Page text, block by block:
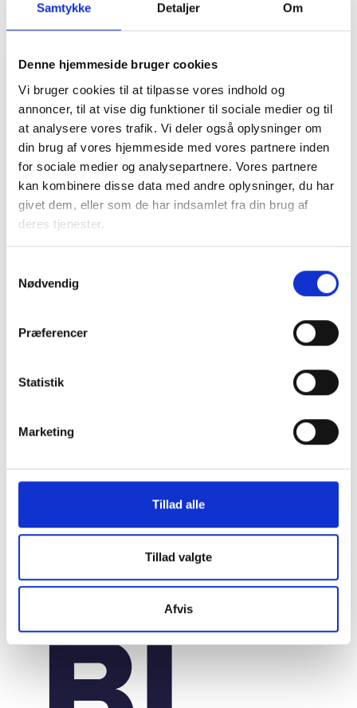
Samtykke Detaljer Om
Denne hjemmeside bruger cookies
Vi bruger cookies til at tilpasse vores indhold og
annoncer, til at vise dig funktioner til sociale medier og til
at analysere vores trafik. Vi deler også oplysninger om
din brug af vores hjemmeside med vores partnere inden
for sociale medier og analysepartnere. Vores partnere
kan kombinere disse data med andre oplysninger, du har
givet dem, eller som de har indsamlet fra din brug af
deres tjenester.
Nødvendig
Præferencer
Statistik
Marketing
Tillad alle
Tillad valgte
Afvis
Relateret indhold Viden
BL INFORMERER
Ny bekendtgørelse om udlejning af almene
boliger
11. september 2024
Ny vejledning om udlejning af almene boliger
Ny typeformular for private lejemål pr. 1.
september 2022